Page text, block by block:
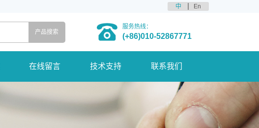
中 En
服务热线：
(+86)010-52867771
在线留言 技术支持 联系我们